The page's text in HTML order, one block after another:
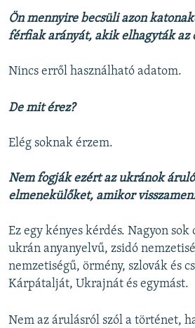
Ön mennyire becsüli azon
férfiak arányát, akik elhagyták az
Nincs erről használható adatom.
De mit érez?
Elég soknak érzem.
Nem fogják ezért az ukránok
elmenekülőket, amikor
Ez egy kényes kérdés. Nagyon sok
ukrán anyanyelvű, zsidó
nemzetiségű, örmény, szlovák és
Kárpátalját, Ukrajnát és egymást.
Nem az árulásról szól a történet,